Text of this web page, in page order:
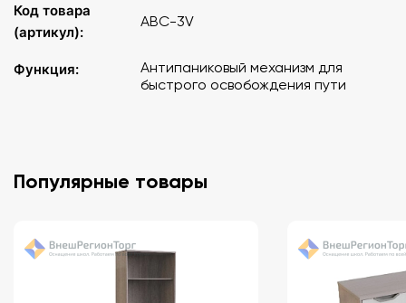
Код товара
(артикул):
АВС-3V
Функция:
Антипаниковый механизм для
быстрого освобождения пути
Популярные товары